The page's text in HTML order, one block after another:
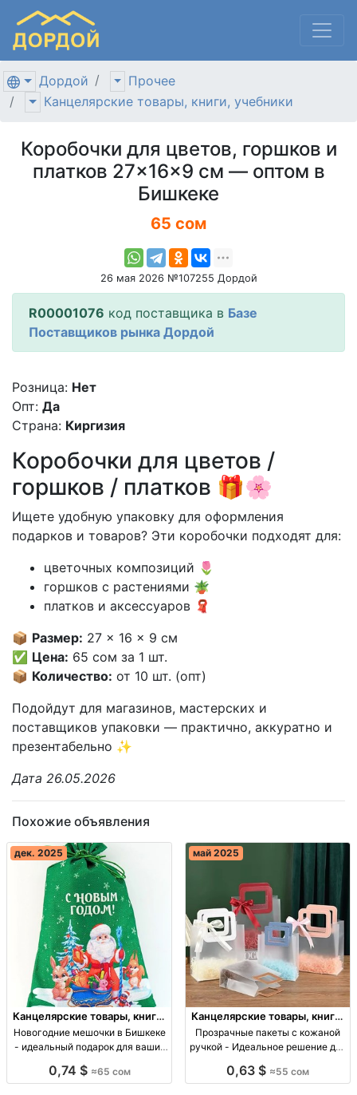
Дордой
Прочее
Канцелярские товары, книги, учебники
Коробочки для цветов, горшков и
платков 27×16×9 см — оптом в
Бишкеке
65 сом
26 мая 2026 №107255 Дордой
R00001076 код поставщика в Базе
Поставщиков рынка Дордой
Розница: Нет
Опт: Да
Страна: Киргизия
Коробочки для цветов /
горшков / платков 🎁🌸
Ищете удобную упаковку для оформления
подарков и товаров? Эти коробочки подходят для:
цветочных композиций 🌷
горшков с растениями 🪴
платков и аксессуаров 🧣
📦 Размер: 27 × 16 × 9 см
✅ Цена: 65 сом за 1 шт.
📦 Количество: от 10 шт. (опт)
Подойдут для магазинов, мастерских и
поставщиков упаковки — практично, аккуратно и
презентабельно ✨
Дата 26.05.2026
Похожие объявления
дек. 2025
Канцелярские товары, книги,
учебники
Новогодние мешочки в Бишкеке
- идеальный подарок для ваших
20x30см - 65 сом, 25x35см - 85
0,74 $ ≈65 сом
май 2025
Канцелярские товары, книги,
учебники
Прозрачные пакеты с кожаной
ручкой - Идеальное решение для
ручкой - от 55 сом! Размеры
0,63 $ ≈55 сом